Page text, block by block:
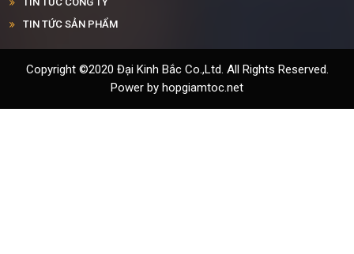
TIN TỨC SẢN PHẨM
Copyright ©2020 Đại Kinh Bắc Co.,Ltd. All Rights Reserved.
Power by hopgiamtoc.net